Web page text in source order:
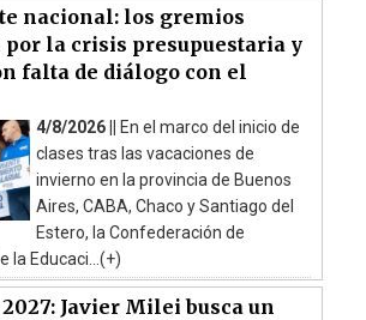
nacional: los gremios
la crisis presupuestaria y
falta de diálogo con el
4/8/2026 ||
En el marco del inicio de
clases tras las vacaciones de
invierno en la provincia de Buenos
Aires, CABA, Chaco y Santiago del
Estero, la Confederación de
la Educaci...(+)
Javier Milei busca un